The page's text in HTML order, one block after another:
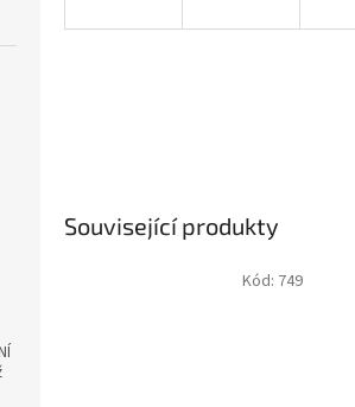
Související produkty
Kód: 749